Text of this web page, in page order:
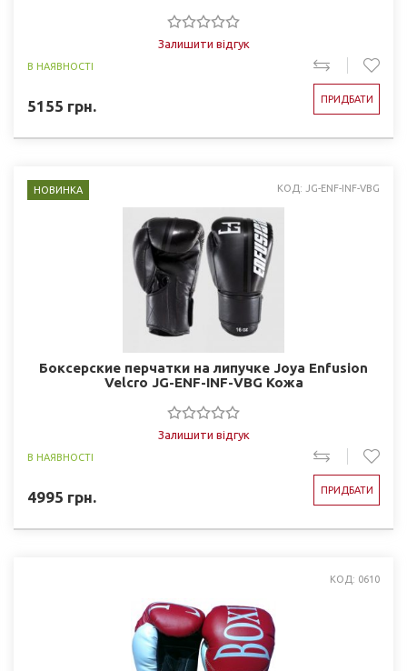
Залишити відгук
В НАЯВНОСТІ
5155 грн. ПРИДБАТИ
НОВИНКА КОД: JG-ENF-INF-VBG
Боксерские перчатки на липучке Joya Enfusion
Velcro JG-ENF-INF-VBG Кожа
Залишити відгук
В НАЯВНОСТІ
4995 грн. ПРИДБАТИ
КОД: 0610